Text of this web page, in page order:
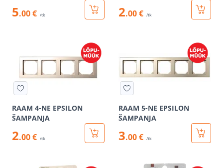
5.00 € /tk 2.00 € /tk
RAAM 4-NE EPSILON
ŠAMPANJA
2.00 € /tk
RAAM 5-NE EPSILON
ŠAMPANJA
3.00 € /tk